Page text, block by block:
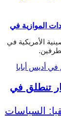
الموازية في
الأمريكية في
تنطلق في